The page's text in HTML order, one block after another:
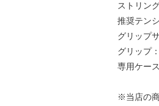
ストリン
推奨テン
グリップ
グリップ
専用ケー
※当店の